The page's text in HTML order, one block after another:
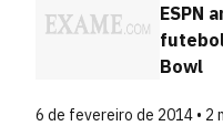
ESPN
Bowl
6 de fevereiro de 2014 • 2